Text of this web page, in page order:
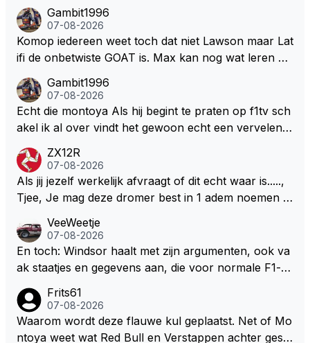
een bocht zegt helemaal niets, dus wat dat betreft h
eeft hij sowieso gelijk 😂.
Gambit1996
07-08-2026
Komop iedereen weet toch dat niet Lawson maar Lat
ifi de onbetwiste GOAT is. Max kan nog wat leren va
milton, hahahaha. Latifi pakt ze allemaal met de oge
n dicht met als onbetwiste nummer 2 of GOATINES
S Lawson natuurlijk 😂😂😂😂😂
Gambit1996
07-08-2026
Echt die montoya Als hij begint te praten op f1tv sch
akel ik al over vindt het gewoon echt een vervelend
weet 🤮🤮
ZX12R
07-08-2026
Als jij jezelf werkelijk afvraagt of dit echt waar is.....,
Tjee, Je mag deze dromer best in 1 adem noemen m
aar voordragen uit eigen geest. Kan mij voorstellen d
at je het leuk vindt sprookjes te luisteren maar heb jij
jezelf dan ook wel eens afgevraagd of de dappere b
ze wolff gesneden heeft?
VeeWeetje
07-08-2026
En toch: Windsor haalt met zijn argumenten, ook va
ak staatjes en gegevens aan, die voor normale F1-fa
okies made of your own dough" 🤣
Frits61
07-08-2026
Waarom wordt deze flauwe kul geplaatst. Net of Mo
ntoya weet wat Red Bull en Verstappen achter geslo